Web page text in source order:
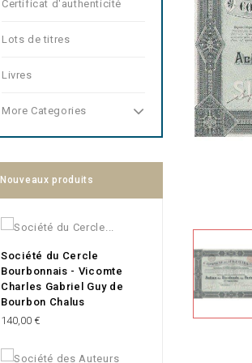
Certificat d'authenticité
Lots de titres
Livres
More Categories
Nouveaux produits
Société du Cercle
Bourbonnais - Vicomte
Charles Gabriel Guy de
Bourbon Chalus
Prix
140,00 €